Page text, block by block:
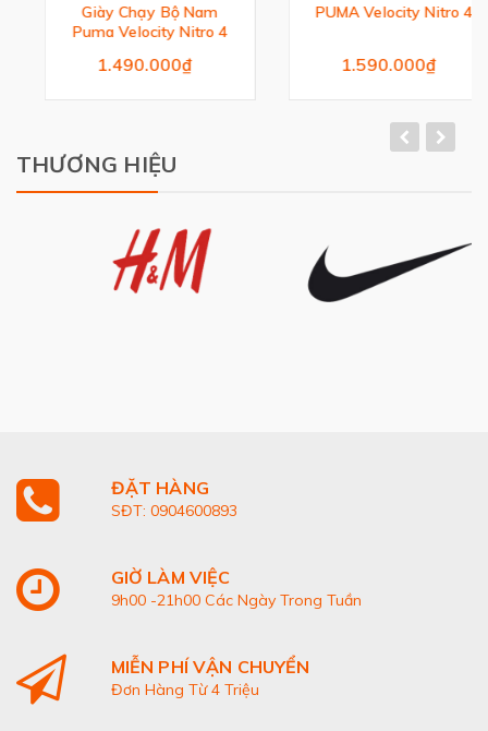
Giày Chạy Bộ Nam
Puma Velocity Nitro 4
1.490.000₫
PUMA Velocity Nitro 4
1.590.000₫
THƯƠNG HIỆU
ĐẶT HÀNG
SĐT: 0904600893
GIỜ LÀM VIỆC
9h00 -21h00 Các Ngày Trong Tuần
MIỄN PHÍ VẬN CHUYỂN
Đơn Hàng Từ 4 Triệu